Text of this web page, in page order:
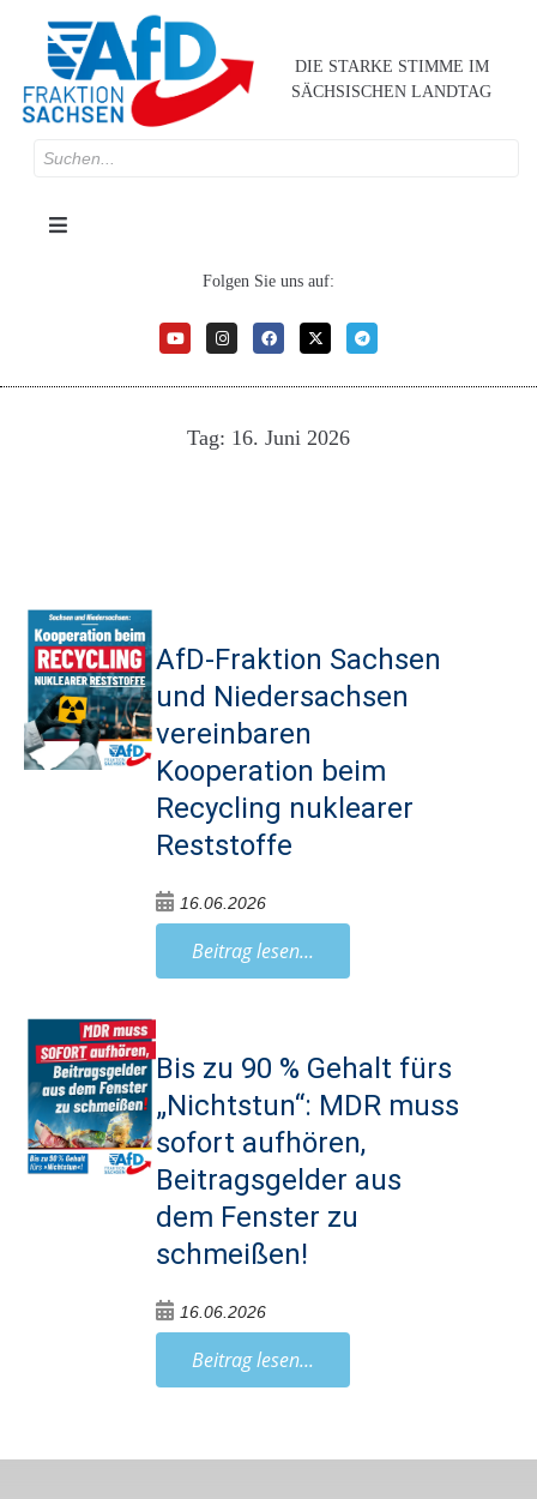
DIE STARKE STIMME IM
SÄCHSISCHEN LANDTAG
Folgen Sie uns auf:
Tag: 16. Juni 2026
AfD-Fraktion Sachsen
und Niedersachsen
vereinbaren
Kooperation beim
Recycling nuklearer
Reststoffe
16.06.2026
Beitrag lesen...
Bis zu 90 % Gehalt fürs
„Nichtstun“: MDR muss
sofort aufhören,
Beitragsgelder aus
dem Fenster zu
schmeißen!
16.06.2026
Beitrag lesen...